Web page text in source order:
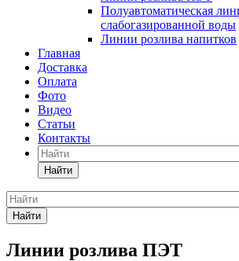
Полуавтоматическая
слабогазированной воды
Линии розлива напитков
Главная
Доставка
Оплата
Фото
Видео
Статьи
Контакты
Найти
Найти
Линии розлива ПЭТ